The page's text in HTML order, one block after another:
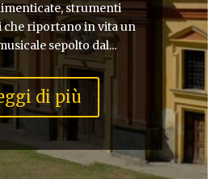
strumenti
che riportano in vita un
sepolto dal...
di più